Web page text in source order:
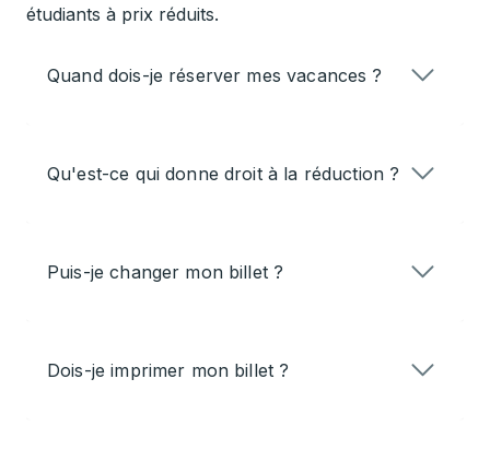
étudiants à prix réduits.
Quand dois-je réserver mes vacances ?
Qu'est-ce qui donne droit à la réduction ?
Puis-je changer mon billet ?
Dois-je imprimer mon billet ?